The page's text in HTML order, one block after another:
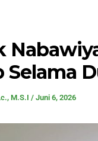
Selama
M.S.I / Juni 6, 2026